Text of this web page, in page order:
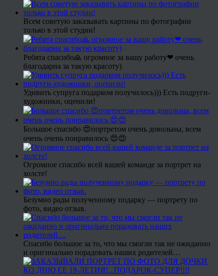
Всем советую заказывать картины по фотографии
только в этой студии!
Ребята спасибо🙏 огромное за вашу работу❤ очень
благодарна за такую красоту)
Удивить супруга подарком получилось))) Есть подруги-
художники, оценили!
Большое спасибо 😍портретом очень довольны, всем
очень очень понравилось 😍😍
Огромное спасибо всей вашей команде за портрет на
холсте!
Безумно рады полученному подарку — портрету по
фото, видео отзыв.
Спасибо большое за то, что мы смогли так не ожиданно
и оригинально порадовать наших родителей…